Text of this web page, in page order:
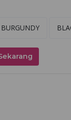
BURGUNDY